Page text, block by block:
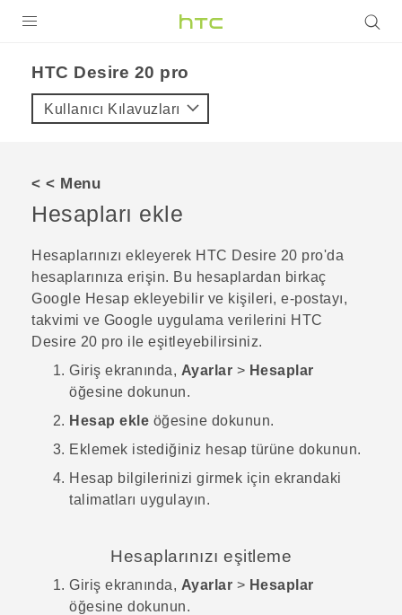
VIVE
VIVERSE
DESTEK
‎HTC Desire 20 pro‎
Kullanıcı Kılavuzları
< < Menu
Hesapları ekle
Hesaplarınızı ekleyerek HTC Desire 20 pro'da
hesaplarınıza erişin. Bu hesaplardan birkaç
Google Hesap ekleyebilir ve kişileri, e-postayı,
takvimi ve Google uygulama verilerini HTC
Desire 20 pro ile eşitleyebilirsiniz.
Giriş ekranında, Ayarlar > Hesaplar
öğesine dokunun.
Hesap ekle öğesine dokunun.
Eklemek istediğiniz hesap türüne dokunun.
Hesap bilgilerinizi girmek için ekrandaki
talimatları uygulayın.
Hesaplarınızı eşitleme
Giriş ekranında, Ayarlar > Hesaplar
öğesine dokunun.